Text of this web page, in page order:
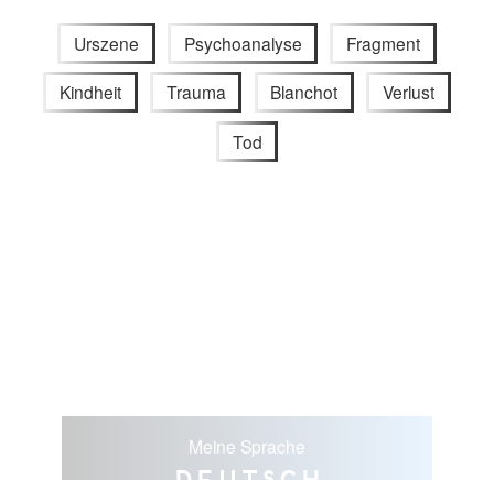
Urszene Psychoanalyse Fragment
Kindheit Trauma Blanchot Verlust
Tod
Meine Sprache